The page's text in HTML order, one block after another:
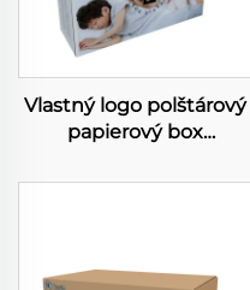
Vlastný logo polštárový
papierový box
plechový kartón
držaním